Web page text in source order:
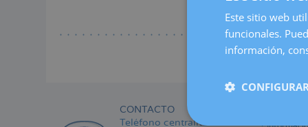
a
la
Lee
CONTACTO
Teléfono centralita:
Este sitio web
funcionales.
información,